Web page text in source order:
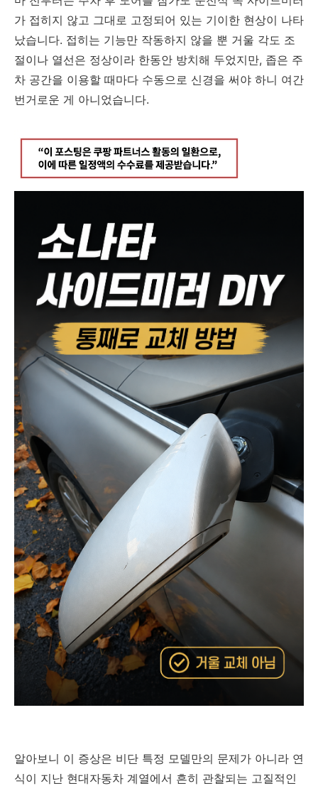
가 접히지 않고 그대로 고정되어 있는 기이한 현상이 나타
났습니다. 접히는 기능만 작동하지 않을 뿐 거울 각도 조
절이나 열선은 정상이라 한동안 방치해 두었지만, 좁은 주
차 공간을 이용할 때마다 수동으로 신경을 써야 하니 여간
번거로운 게 아니었습니다.
알아보니 이 증상은 비단 특정 모델만의 문제가 아니라 연
식이 지난 현대자동차 계열에서 흔히 관찰되는 고질적인